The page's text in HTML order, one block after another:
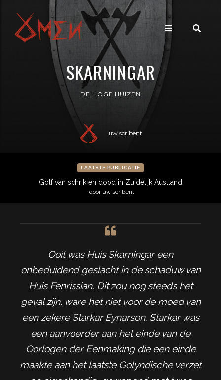
SKARNINGAR
DE HOGE HUIZEN
uw scribent
LAATSTE PUBLICATIE
Golf van schrik en dood in Zuidelijk Austland
door uw scribent
Ooit was Huis Skarningar een
onbeduidend geslacht in de schaduw van
Huis Fenrissian. Dit zou nog steeds het
geval zijn, ware het niet voor de moed van
een zekere Starkar Eynarson. Starkar was
een aanvoerder aan het einde van de
Oorlogen der Eenmaking die een einde
maakte aan het laatste Golyndische verzet